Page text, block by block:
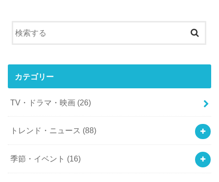
カテゴリー
TV・ドラマ・映画 (26)
トレンド・ニュース (88)
季節・イベント (16)